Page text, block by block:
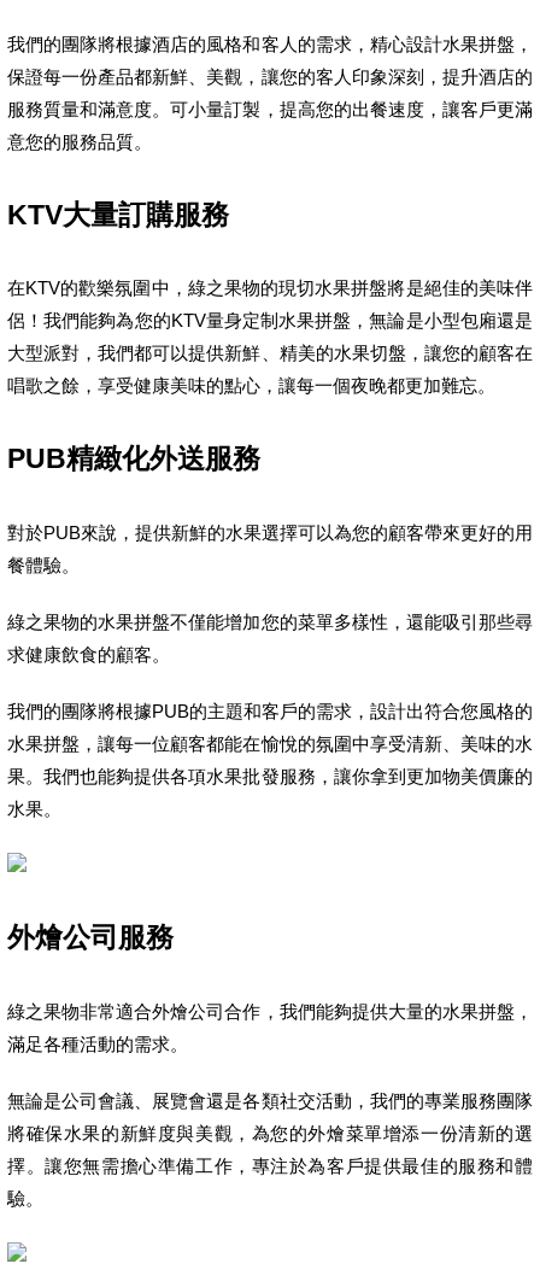
我們的團隊將根據酒店的風格和客人的需求，精心設計水果拼盤，
保證每一份產品都新鮮、美觀，讓您的客人印象深刻，提升酒店的
服務質量和滿意度。可小量訂製，提高您的出餐速度，讓客戶更滿
意您的服務品質。
KTV大量訂購服務
在KTV的歡樂氛圍中，綠之果物的現切水果拼盤將是絕佳的美味伴
侶！我們能夠為您的KTV量身定制水果拼盤，無論是小型包廂還是
大型派對，我們都可以提供新鮮、精美的水果切盤，讓您的顧客在
唱歌之餘，享受健康美味的點心，讓每一個夜晚都更加難忘。
PUB精緻化外送服務
對於PUB來說，提供新鮮的水果選擇可以為您的顧客帶來更好的用
餐體驗。
綠之果物的水果拼盤不僅能增加您的菜單多樣性，還能吸引那些尋
求健康飲食的顧客。
我們的團隊將根據PUB的主題和客戶的需求，設計出符合您風格的
水果拼盤，讓每一位顧客都能在愉悅的氛圍中享受清新、美味的水
果。我們也能夠提供各項水果批發服務，讓你拿到更加物美價廉的
水果。
外燴公司服務
綠之果物非常適合外燴公司合作，我們能夠提供大量的水果拼盤，
滿足各種活動的需求。
無論是公司會議、展覽會還是各類社交活動，我們的專業服務團隊
將確保水果的新鮮度與美觀，為您的外燴菜單增添一份清新的選
擇。讓您無需擔心準備工作，專注於為客戶提供最佳的服務和體
驗。